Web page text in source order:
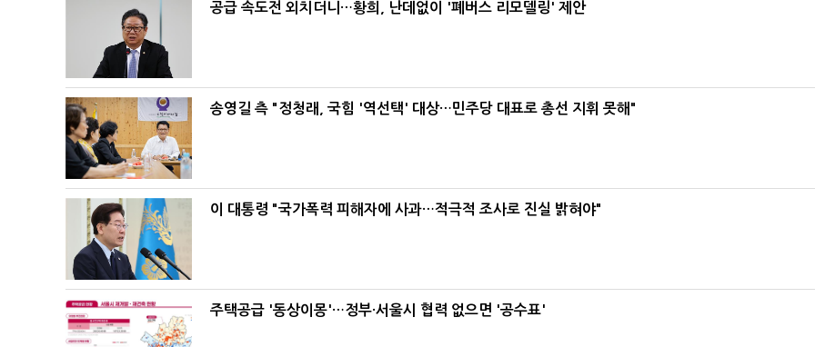
공급 속도전 외치더니…황희, 난데없이 '폐버스 리모델링' 제안
송영길 측 "정청래, 국힘 '역선택' 대상…민주당 대표로 총선 지휘 못해"
이 대통령 "국가폭력 피해자에 사과…적극적 조사로 진실 밝혀야"
주택공급 '동상이몽'…정부·서울시 협력 없으면 '공수표'